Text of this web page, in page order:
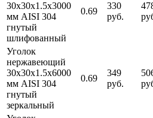
30х30х1.5х3000
мм AISI 304
гнутый
шлифованный
0.69
330
руб.
Уголок
нержавеющий
30х30х1.5х6000
мм AISI 304
гнутый
зеркальный
0.69
349
руб.